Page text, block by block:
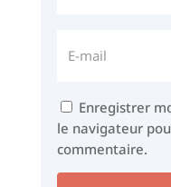
Enregistrer
le navigateur
commentaire.